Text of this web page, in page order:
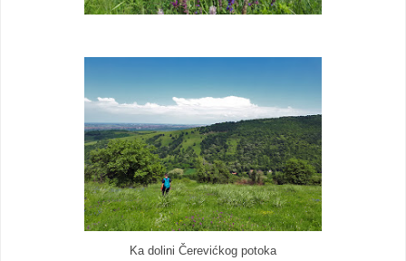
Ka dolini Čerevićkog potoka